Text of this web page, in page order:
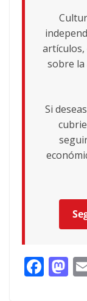
sobre la
Si
F M